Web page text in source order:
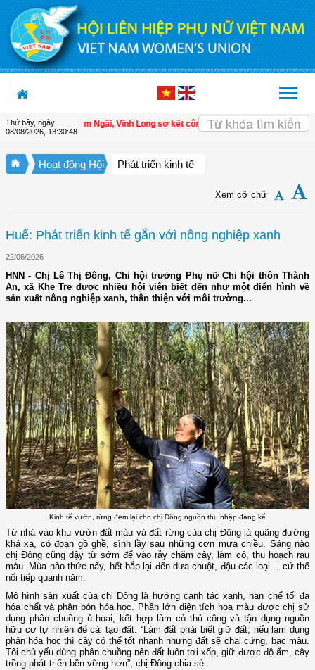
Truy cập nội dung luôn
Thứ bảy, ngày
08/08/2026, 13:30:48
| Hội LHPN xã Tam Ngãi, Vĩnh Long sơ kết công tác Hội và phong trào phụ nữ
Hoạt động Hội Phát triển kinh tế
Xem cỡ chữ
Huế: Phát triển kinh tế gắn với nông nghiệp xanh
22/06/2026
HNN - Chị Lê Thị Đông, Chi hội trưởng Phụ nữ Chi hội thôn Thành
An, xã Khe Tre được nhiều hội viên biết đến như một điển hình về
sản xuất nông nghiệp xanh, thân thiện với môi trường...
Kinh tế vườn, rừng đem lại cho chị Đông nguồn thu nhập đáng kể
Từ nhà vào khu vườn đất màu và đất rừng của chị Đông là quãng đường
khá xa, có đoạn gồ ghề, sình lầy sau những cơn mưa chiều. Sáng nào
chị Đông cũng dậy từ sớm để vào rẫy chăm cây, làm cỏ, thu hoạch rau
màu. Mùa nào thức nấy, hết bắp lại đến dưa chuột, đậu các loại… cứ thế
nối tiếp quanh năm.
Mô hình sản xuất của chị Đông là hướng canh tác xanh, hạn chế tối đa
hóa chất và phân bón hóa học. Phần lớn diện tích hoa màu được chị sử
dụng phân chuồng ủ hoai, kết hợp làm cỏ thủ công và tận dụng nguồn
hữu cơ tự nhiên để cải tạo đất. “Làm đất phải biết giữ đất; nếu lạm dụng
phân hóa học thì cây có thể tốt nhanh nhưng đất sẽ chai cứng, bạc màu.
Tôi chủ yếu dùng phân chuồng nên đất luôn tơi xốp, giữ được độ ẩm, cây
trồng phát triển bền vững hơn”, chị Đông chia sẻ.